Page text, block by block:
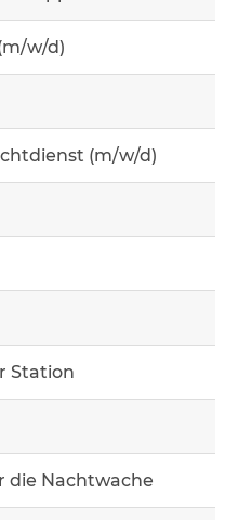
w/d)
(m/w/d)
Station
die Nachtwache